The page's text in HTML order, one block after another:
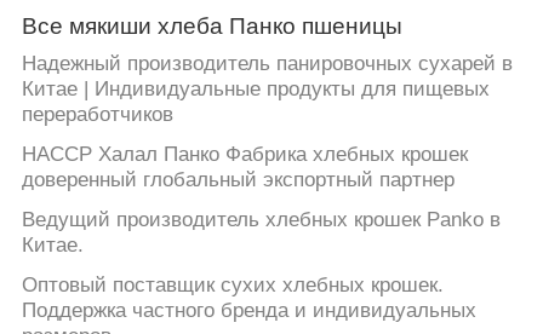
ЗАПРОСИТЕ
ЦИТАТУ
КАРТА
САЙТА
ПОЛИТИКА
УЕДИНЕНИЯ
Все мякиши хлеба Панко пшеницы
Надежный производитель панировочных сухарей в
Китае | Индивидуальные продукты для пищевых
переработчиков
HACCP Халал Панко Фабрика хлебных крошек
доверенный глобальный экспортный партнер
Ведущий производитель хлебных крошек Panko в
Китае.
Оптовый поставщик сухих хлебных крошек.
Поддержка частного бренда и индивидуальных